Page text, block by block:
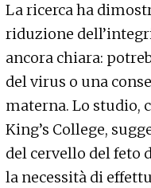
La ricerca ha
riduzione
ancora chiara:
del virus o una
materna. Lo studio,
King’s College,
del cervello del feto
la necessità di